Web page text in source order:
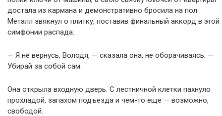
достала из кармана и демонстративно бросила на пол.
Металл звякнул о плитку, поставив финальный аккорд в этой
симфонии распада.
— Я не вернусь, Володя, — сказала она, не оборачиваясь. —
Убирай за собой сам.
Она открыла входную дверь. С лестничной клетки пахнуло
прохладой, запахом подъезда и чем-то еще — возможно,
свободой.